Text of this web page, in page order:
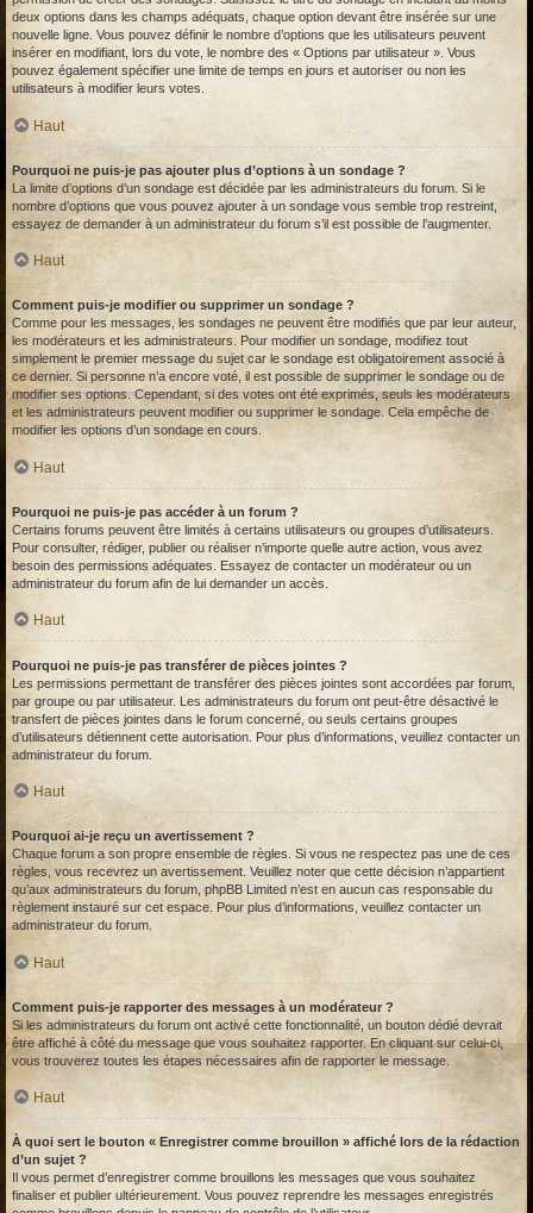
deux options dans les champs adéquats, chaque option devant être insérée sur une
nouvelle ligne. Vous pouvez définir le nombre d’options que les utilisateurs peuvent
insérer en modifiant, lors du vote, le nombre des « Options par utilisateur ». Vous
pouvez également spécifier une limite de temps en jours et autoriser ou non les
utilisateurs à modifier leurs votes.
Haut
Pourquoi ne puis-je pas ajouter plus d’options à un sondage ?
La limite d’options d’un sondage est décidée par les administrateurs du forum. Si le
nombre d’options que vous pouvez ajouter à un sondage vous semble trop restreint,
essayez de demander à un administrateur du forum s’il est possible de l’augmenter.
Haut
Comment puis-je modifier ou supprimer un sondage ?
Comme pour les messages, les sondages ne peuvent être modifiés que par leur auteur,
les modérateurs et les administrateurs. Pour modifier un sondage, modifiez tout
simplement le premier message du sujet car le sondage est obligatoirement associé à
ce dernier. Si personne n’a encore voté, il est possible de supprimer le sondage ou de
modifier ses options. Cependant, si des votes ont été exprimés, seuls les modérateurs
et les administrateurs peuvent modifier ou supprimer le sondage. Cela empêche de
modifier les options d’un sondage en cours.
Haut
Pourquoi ne puis-je pas accéder à un forum ?
Certains forums peuvent être limités à certains utilisateurs ou groupes d’utilisateurs.
Pour consulter, rédiger, publier ou réaliser n’importe quelle autre action, vous avez
besoin des permissions adéquates. Essayez de contacter un modérateur ou un
administrateur du forum afin de lui demander un accès.
Haut
Pourquoi ne puis-je pas transférer de pièces jointes ?
Les permissions permettant de transférer des pièces jointes sont accordées par forum,
par groupe ou par utilisateur. Les administrateurs du forum ont peut-être désactivé le
transfert de pièces jointes dans le forum concerné, ou seuls certains groupes
d’utilisateurs détiennent cette autorisation. Pour plus d’informations, veuillez contacter un
administrateur du forum.
Haut
Pourquoi ai-je reçu un avertissement ?
Chaque forum a son propre ensemble de règles. Si vous ne respectez pas une de ces
règles, vous recevrez un avertissement. Veuillez noter que cette décision n’appartient
qu’aux administrateurs du forum, phpBB Limited n’est en aucun cas responsable du
règlement instauré sur cet espace. Pour plus d’informations, veuillez contacter un
administrateur du forum.
Haut
Comment puis-je rapporter des messages à un modérateur ?
Si les administrateurs du forum ont activé cette fonctionnalité, un bouton dédié devrait
être affiché à côté du message que vous souhaitez rapporter. En cliquant sur celui-ci,
vous trouverez toutes les étapes nécessaires afin de rapporter le message.
Haut
À quoi sert le bouton « Enregistrer comme brouillon » affiché lors de la rédaction
d’un sujet ?
Il vous permet d’enregistrer comme brouillons les messages que vous souhaitez
finaliser et publier ultérieurement. Vous pouvez reprendre les messages enregistrés